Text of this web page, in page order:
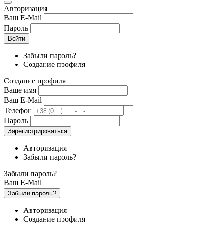
Авторизация
Ваш E-Mail
Пароль
Войти
Забыли пароль?
Создание профиля
Создание профиля
Ваше имя
Ваш E-Mail
Телефон
Пароль
Зарегистрироваться
Авторизация
Забыли пароль?
Забыли пароль?
Ваш E-Mail
Забыли пароль?
Авторизация
Создание профиля